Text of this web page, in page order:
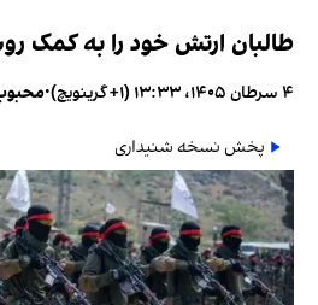
طالبان ارتش خود را به کمک
۴ سرطان ۱۴۰۵، ۱۳:۳۳ (‎+۱ گرینویچ) •
پخش نسخه شنیداری